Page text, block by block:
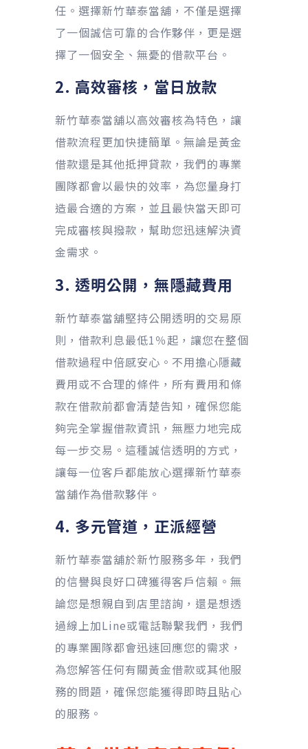
任。選擇新竹華泰當舖，不僅是選擇
了一個誠信可靠的合作夥伴，更是選
擇了一個安全、無憂的借款平台。
2. 高效審核，當日放款
新竹華泰當舖以高效審核為特色，讓
借款流程更加快捷簡單。無論是黃金
借款還是其他抵押貸款，我們的專業
團隊都會以最快的效率，為您量身打
造最合適的方案，並且最快當天即可
完成審核與撥款，幫助您迅速解決資
金需求。
3. 透明公開，無隱藏費用
新竹華泰當舖堅持公開透明的交易原
則，借款利息最低1％起，讓您在整個
借款過程中倍感安心。不用擔心隱藏
費用或不合理的條件，所有費用和條
款在借款前都會清楚告知，確保您能
夠完全掌握借款資訊，無壓力地完成
每一步交易。這種誠信透明的方式，
讓每一位客戶都能放心選擇新竹華泰
當舖作為借款夥伴。
4. 多元管道，正派經營
新竹華泰當舖於新竹服務多年，我們
的信譽與良好口碑獲得客戶信賴。無
論您是想親自到店里諮詢，還是想透
過線上加Line或電話聯繫我們，我們
的專業團隊都會迅速回應您的需求，
為您解答任何有關黃金借款或其他服
務的問題，確保您能獲得即時且貼心
的服務。